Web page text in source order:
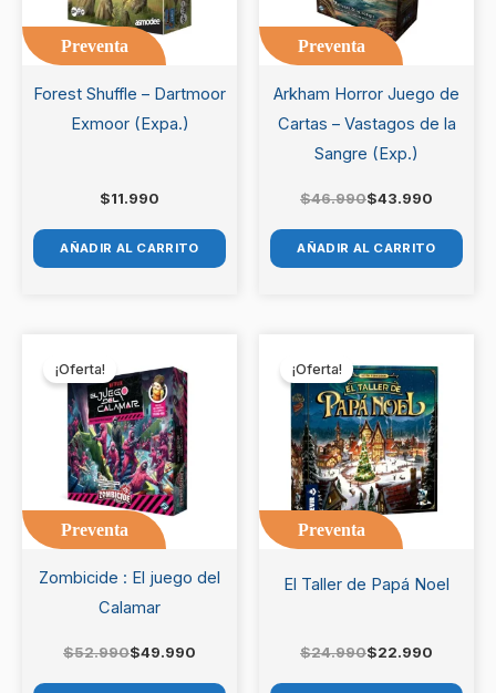
Preventa
Forest Shuffle – Dartmoor
Exmoor (Expa.)
$11.990
AÑADIR AL CARRITO
Preventa
Arkham Horror Juego de
Cartas – Vastagos de la
Sangre (Exp.)
$46.990$43.990
AÑADIR AL CARRITO
Preventa
¡Oferta!
Zombicide : El juego del
Calamar
$52.990
original
era:
$52.990.
$49.990
actual
es:
$49.990.
Preventa
¡Oferta!
El Taller de Papá Noel
$24.990
original
era:
$24.990.
$22.990
actual
es:
$22.990.